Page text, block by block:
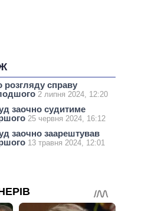
справу
2 липня 2024, 12:20
заочно судитиме
25 червня 2024, 16:12
заочно заарештував
13 травня 2024, 12:01